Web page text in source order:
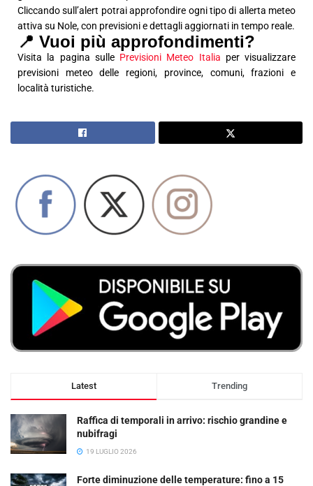
Cliccando sull’alert potrai approfondire ogni tipo di allerta meteo
attiva su Nole, con previsioni e dettagli aggiornati in tempo reale.
📍 Vuoi più approfondimenti?
Visita la pagina sulle Previsioni Meteo Italia per visualizzare
previsioni meteo delle regioni, province, comuni, frazioni e
località turistiche.
Latest Trending
Raffica di temporali in arrivo: rischio grandine e
nubifragi
19 LUGLIO 2026
Forte diminuzione delle temperature: fino a 15